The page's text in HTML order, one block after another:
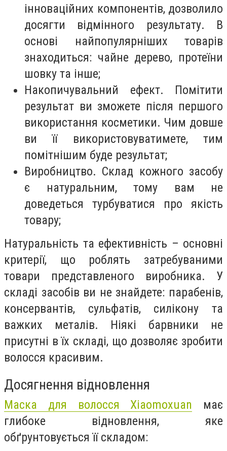
інноваційних компонентів, дозволило
досягти відмінного результату. В
основі найпопулярніших товарів
знаходиться: чайне дерево, протеїни
шовку та інше;
Накопичувальний ефект. Помітити
результат ви зможете після першого
використання косметики. Чим довше
ви її використовуватимете, тим
помітнішим буде результат;
Виробництво. Склад кожного засобу
є натуральним, тому вам не
доведеться турбуватися про якість
товару;
Натуральність та ефективність – основні
критерії, що роблять затребуваними
товари представленого виробника. У
складі засобів ви не знайдете: парабенів,
консервантів, сульфатів, силікону та
важких металів. Ніякі барвники не
присутні в їх складі, що дозволяє зробити
волосся красивим.
Досягнення відновлення
Маска для волосся Хiaomoxuan має
глибоке відновлення, яке
обґрунтовується її складом: